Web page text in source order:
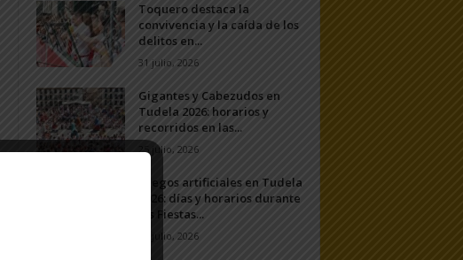
Toquero destaca la
convivencia y la caída de los
delitos en...
31 julio, 2026
Gigantes y Cabezudos en
Tudela 2026: horarios y
recorridos en las...
25 julio, 2026
Fuegos artificiales en Tudela
2026: días y horarios durante
las Fiestas...
24 julio, 2026